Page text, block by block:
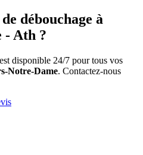
débouchage à
- Ath ?
disponible 24/7 pour tous vos
Notre-Dame. Contactez-nous